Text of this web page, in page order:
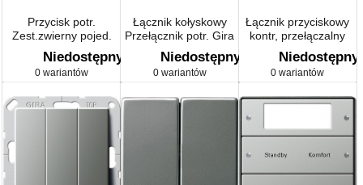
Przycisk potr.
Zest.zwierny pojed.
Gira E22 BS 80
naturalny stalowy
Niedostępny
0 wariantów
Łącznik kołyskowy
Przełącznik potr. Gira
E22 naturalny stalowy
Niedostępny
0 wariantów
Łącznik przyciskowy
kontr, przełączalny
Gira E22 naturalny
stalowy
Niedostępny
0 wariantów